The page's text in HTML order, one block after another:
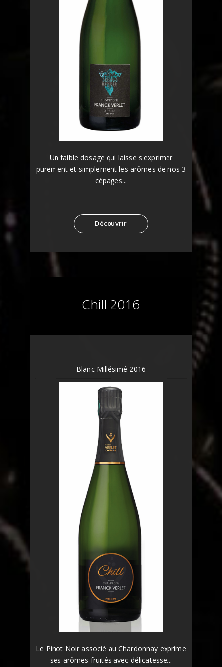
Un faible dosage qui laisse s'exprimer
purement et simplement les arômes de nos 3
cépages...
Découvrir
Chill 2016
Blanc Millésimé 2016
Le Pinot Noir associé au Chardonnay exprime
ses arômes fruités avec délicatesse...